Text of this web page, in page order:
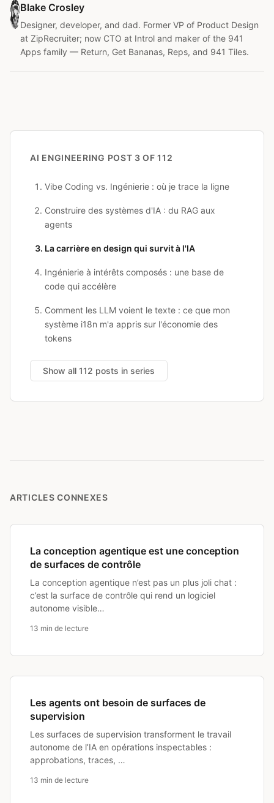
Blake Crosley
Designer, developer, and dad. Former VP of Product Design
at ZipRecruiter; now CTO at Introl and maker of the 941
Apps family — Return, Get Bananas, Reps, and 941 Tiles.
AI ENGINEERING POST 3 OF 112
Vibe Coding vs. Ingénierie : où je trace la ligne
Construire des systèmes d'IA : du RAG aux
agents
La carrière en design qui survit à l'IA
Ingénierie à intérêts composés : une base de
code qui accélère
Comment les LLM voient le texte : ce que mon
système i18n m'a appris sur l'économie des
tokens
Show all 112 posts in series
ARTICLES CONNEXES
La conception agentique est une conception
de surfaces de contrôle
La conception agentique n’est pas un plus joli chat :
c’est la surface de contrôle qui rend un logiciel
autonome visible…
13 min de lecture
Les agents ont besoin de surfaces de
supervision
Les surfaces de supervision transforment le travail
autonome de l’IA en opérations inspectables :
approbations, traces, …
13 min de lecture